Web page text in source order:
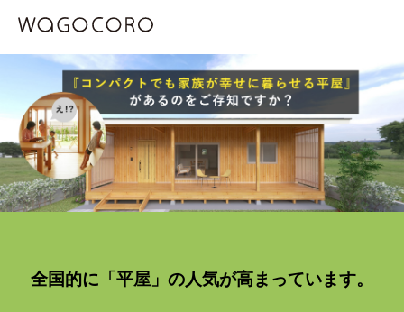
全国的に「平屋」の人気が高まっています。